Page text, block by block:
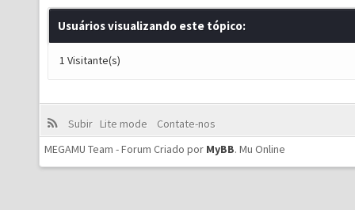
Usuários visualizando este tópico:
1 Visitante(s)
Subir Lite mode
Contate-nos
MEGAMU Team - Forum Criado por MyBB. Mu Online